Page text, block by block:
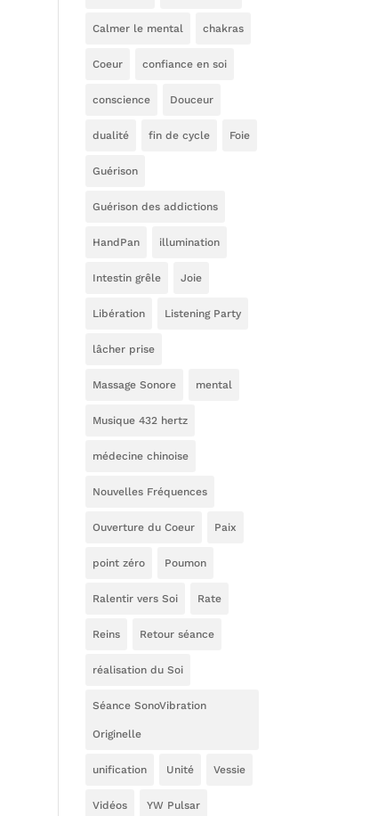
Calmer le mental chakras
Coeur confiance en soi
conscience Douceur
dualité fin de cycle Foie
Guérison
Guérison des addictions
HandPan illumination
Intestin grêle Joie
Libération Listening Party
lâcher prise
Massage Sonore mental
Musique 432 hertz
médecine chinoise
Nouvelles Fréquences
Ouverture du Coeur Paix
point zéro Poumon
Ralentir vers Soi Rate
Reins Retour séance
réalisation du Soi
Séance SonoVibration
Originelle
unification Unité Vessie
Vidéos YW Pulsar